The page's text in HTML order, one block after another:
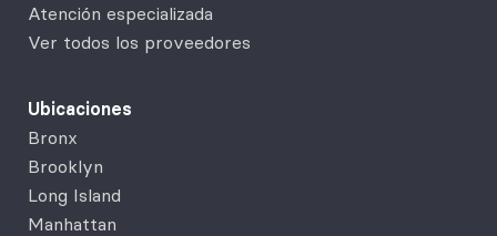
Atención especializada
Ver todos los proveedores
Ubicaciones
Bronx
Brooklyn
Long Island
Manhattan